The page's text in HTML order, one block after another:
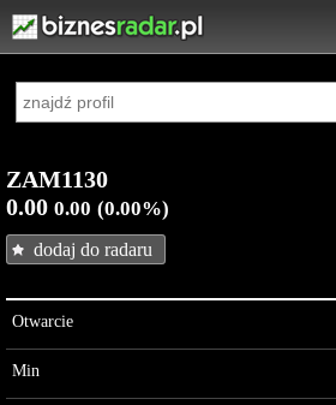
ZAM1130
0.00 0.00 (0.00%)
dodaj do radaru
Otwarcie
Min